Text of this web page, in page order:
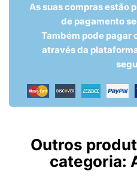
As suas compras estão
de pagamento
Também pode pagar
através da
Outros
categoria: